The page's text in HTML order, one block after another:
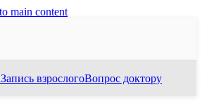
main content
Запись взрослогоВопрос доктору